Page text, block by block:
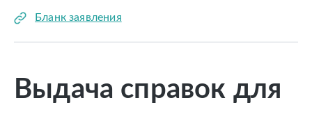
Бланк заявления
Выдача справок для